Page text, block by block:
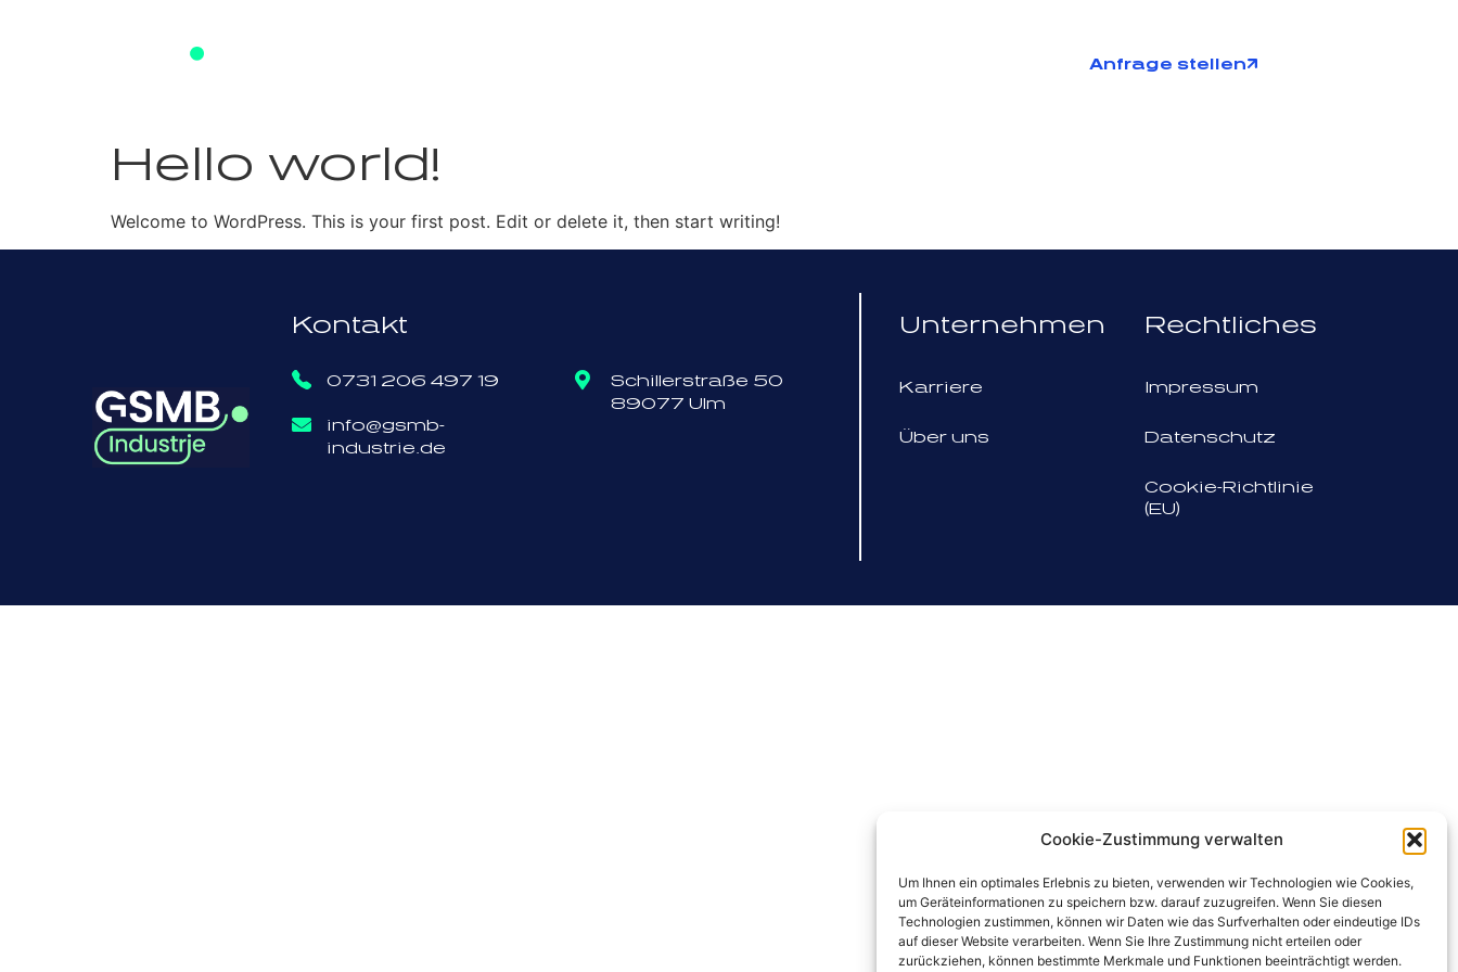
Cookie-Zustimmung verwalten
Um Ihnen ein optimales Erlebnis zu bieten, verwenden wir Technologien wie Cookies,
um Geräteinformationen zu speichern bzw. darauf zuzugreifen. Wenn Sie diesen
Technologien zustimmen, können wir Daten wie das Surfverhalten oder eindeutige IDs
auf dieser Website verarbeiten. Wenn Sie Ihre Zustimmung nicht erteilen oder
zurückziehen, können bestimmte Merkmale und Funktionen beeinträchtigt werden.
Anfrage stellen
Hello world!
Welcome to WordPress. This is your first post. Edit or delete it, then start writing!
Kontakt
0731 206 497 19
info@gsmb-
industrie.de
Schillerstraße 50
89077 Ulm
Unternehmen
Karriere
Über uns
Rechtliches
Impressum
Datenschutz
Cookie-Richtlinie
(EU)